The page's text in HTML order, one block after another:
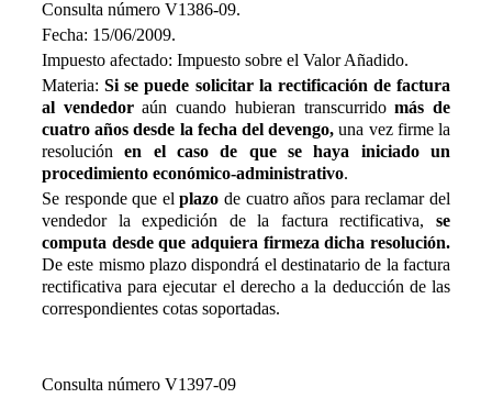
Consulta número V1386-09.
Fecha: 15/06/2009.
Impuesto afectado: Impuesto sobre el Valor Añadido.
Materia:Si se puede solicitar la rectificación de factura
al vendedoraún cuando hubieran transcurridomás de
cuatro años desde la fecha del devengo, una vez firme la
resoluciónen el caso
de que se haya iniciado un
procedimiento económico-administrativo.
Se responde que elplazode cuatro años para reclamar del
vendedor la expedición de la factura rectificativa, se
computa desde que adquiera firmeza dicha resolución.
De este mismo plazo dispondrá el destinatario de la factura
rectificativa para ejecutar el derecho a la deducción de las
correspondientes cotas soportadas.
Consulta número V1397-09